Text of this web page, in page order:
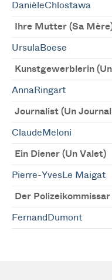
DanièleChlostawa
Ihre Mutter (Sa
UrsulaBoese
Kunstgewerblerin
AnnaRingart
Journalist (Un
ClaudeMeloni
Ein Diener (Un Valet)
Pierre-YvesLe Maigat
Der
FernandDumont